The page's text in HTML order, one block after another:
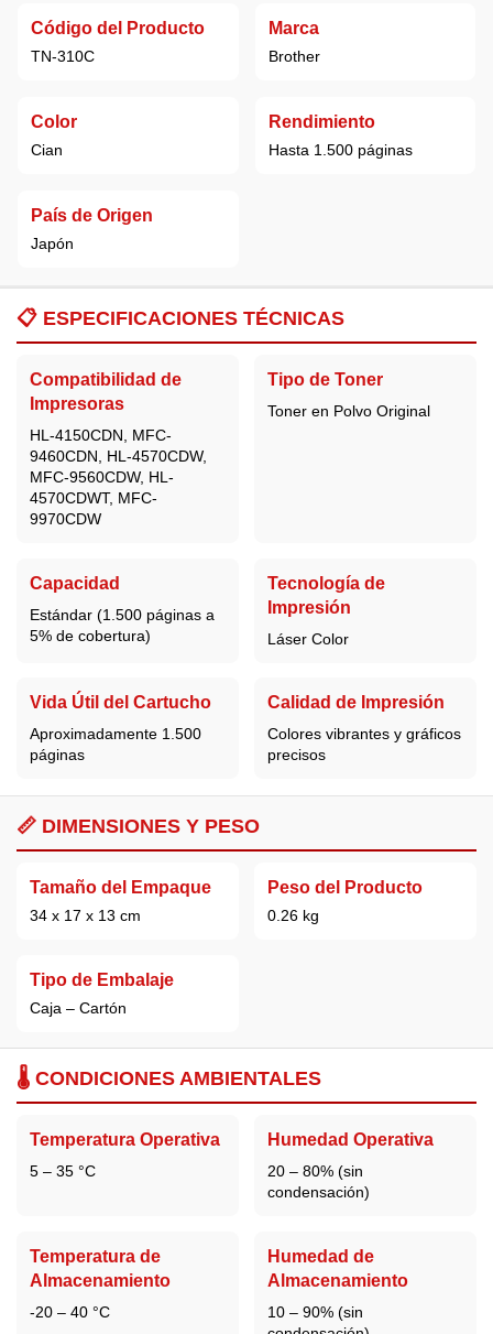
Código del Producto
TN-310C
Marca
Brother
Color
Cian
Rendimiento
Hasta 1.500 páginas
País de Origen
Japón
📋 ESPECIFICACIONES TÉCNICAS
Compatibilidad de
Impresoras
HL-4150CDN, MFC-
9460CDN, HL-4570CDW,
MFC-9560CDW, HL-
4570CDWT, MFC-
9970CDW
Tipo de Toner
Toner en Polvo Original
Capacidad
Estándar (1.500 páginas a
5% de cobertura)
Tecnología de
Impresión
Láser Color
Vida Útil del Cartucho
Aproximadamente 1.500
páginas
Calidad de Impresión
Colores vibrantes y gráficos
precisos
📏 DIMENSIONES Y PESO
Tamaño del Empaque
34 x 17 x 13 cm
Peso del Producto
0.26 kg
Tipo de Embalaje
Caja – Cartón
🌡️ CONDICIONES AMBIENTALES
Temperatura Operativa
5 – 35 °C
Humedad Operativa
20 – 80% (sin
condensación)
Temperatura de
Almacenamiento
-20 – 40 °C
Humedad de
Almacenamiento
10 – 90% (sin